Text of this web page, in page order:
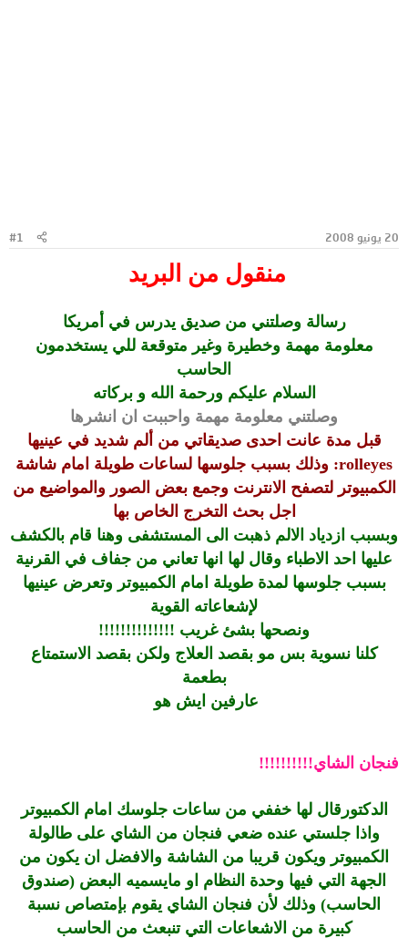
20 يونيو 2008 #1
منقول من البريد
رسالة وصلتني من صديق يدرس في أمريكا
معلومة مهمة وخطيرة وغير متوقعة للي يستخدمون
الحاسب
السلام عليكم ورحمة الله و بركاته
وصلتني معلومة مهمة واحببت ان انشرها
قبل مدة عانت احدى صديقاتي من ألم شديد في عينيها
rolleyes: وذلك بسبب جلوسها لساعات طويلة امام شاشة
الكمبيوتر لتصفح الانترنت وجمع بعض الصور والمواضيع من
اجل بحث التخرج الخاص بها
وبسبب ازدياد الالم ذهبت الى المستشفى وهنا قام بالكشف
عليها احد الاطباء وقال لها انها تعاني من جفاف في القرنية
بسبب جلوسها لمدة طويلة امام الكمبيوتر وتعرض عينيها
لإشعاعاته القوية
ونصحها بشئ غريب !!!!!!!!!!!!!!
كلنا نسوية بس مو بقصد العلاج ولكن بقصد الاستمتاع
بطعمة
عارفين ايش هو
فنجان الشاي!!!!!!!!!!
الدكتورقال لها خففي من ساعات جلوسك امام الكمبيوتر
واذا جلستي عنده ضعي فنجان من الشاي على طالولة
الكمبيوتر ويكون قريبا من الشاشة والافضل ان يكون من
الجهة التي فيها وحدة النظام او مايسميه البعض (صندوق
الحاسب) وذلك لأن فنجان الشاي يقوم بإمتصاص نسبة
كبيرة من الاشعاعات التي تنبعث من الحاسب